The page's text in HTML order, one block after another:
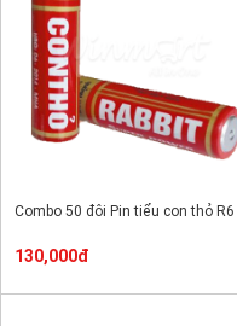
Combo 50 đôi Pin tiểu con thỏ R6
130,000đ